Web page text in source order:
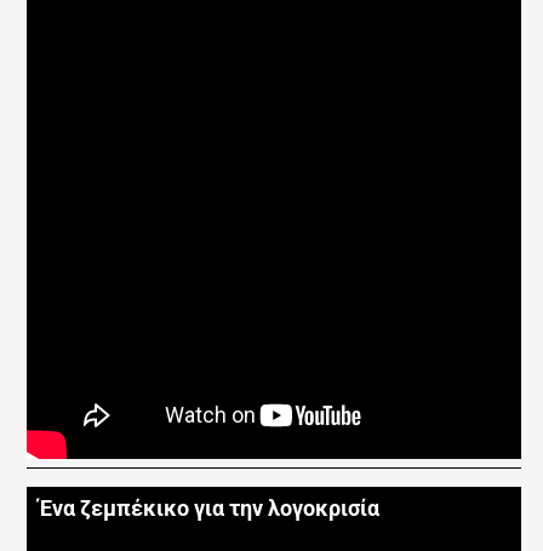
Ένα ζεμπέκικο για την λογοκρισία